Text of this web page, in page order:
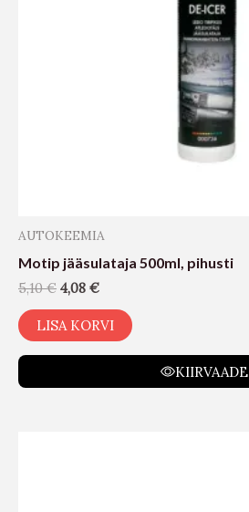
AUTOKEEMIA
Motip jääsulataja 500ml, pihusti
5,10€ 4,08 €
LISA KORVI
KIIRVAADE